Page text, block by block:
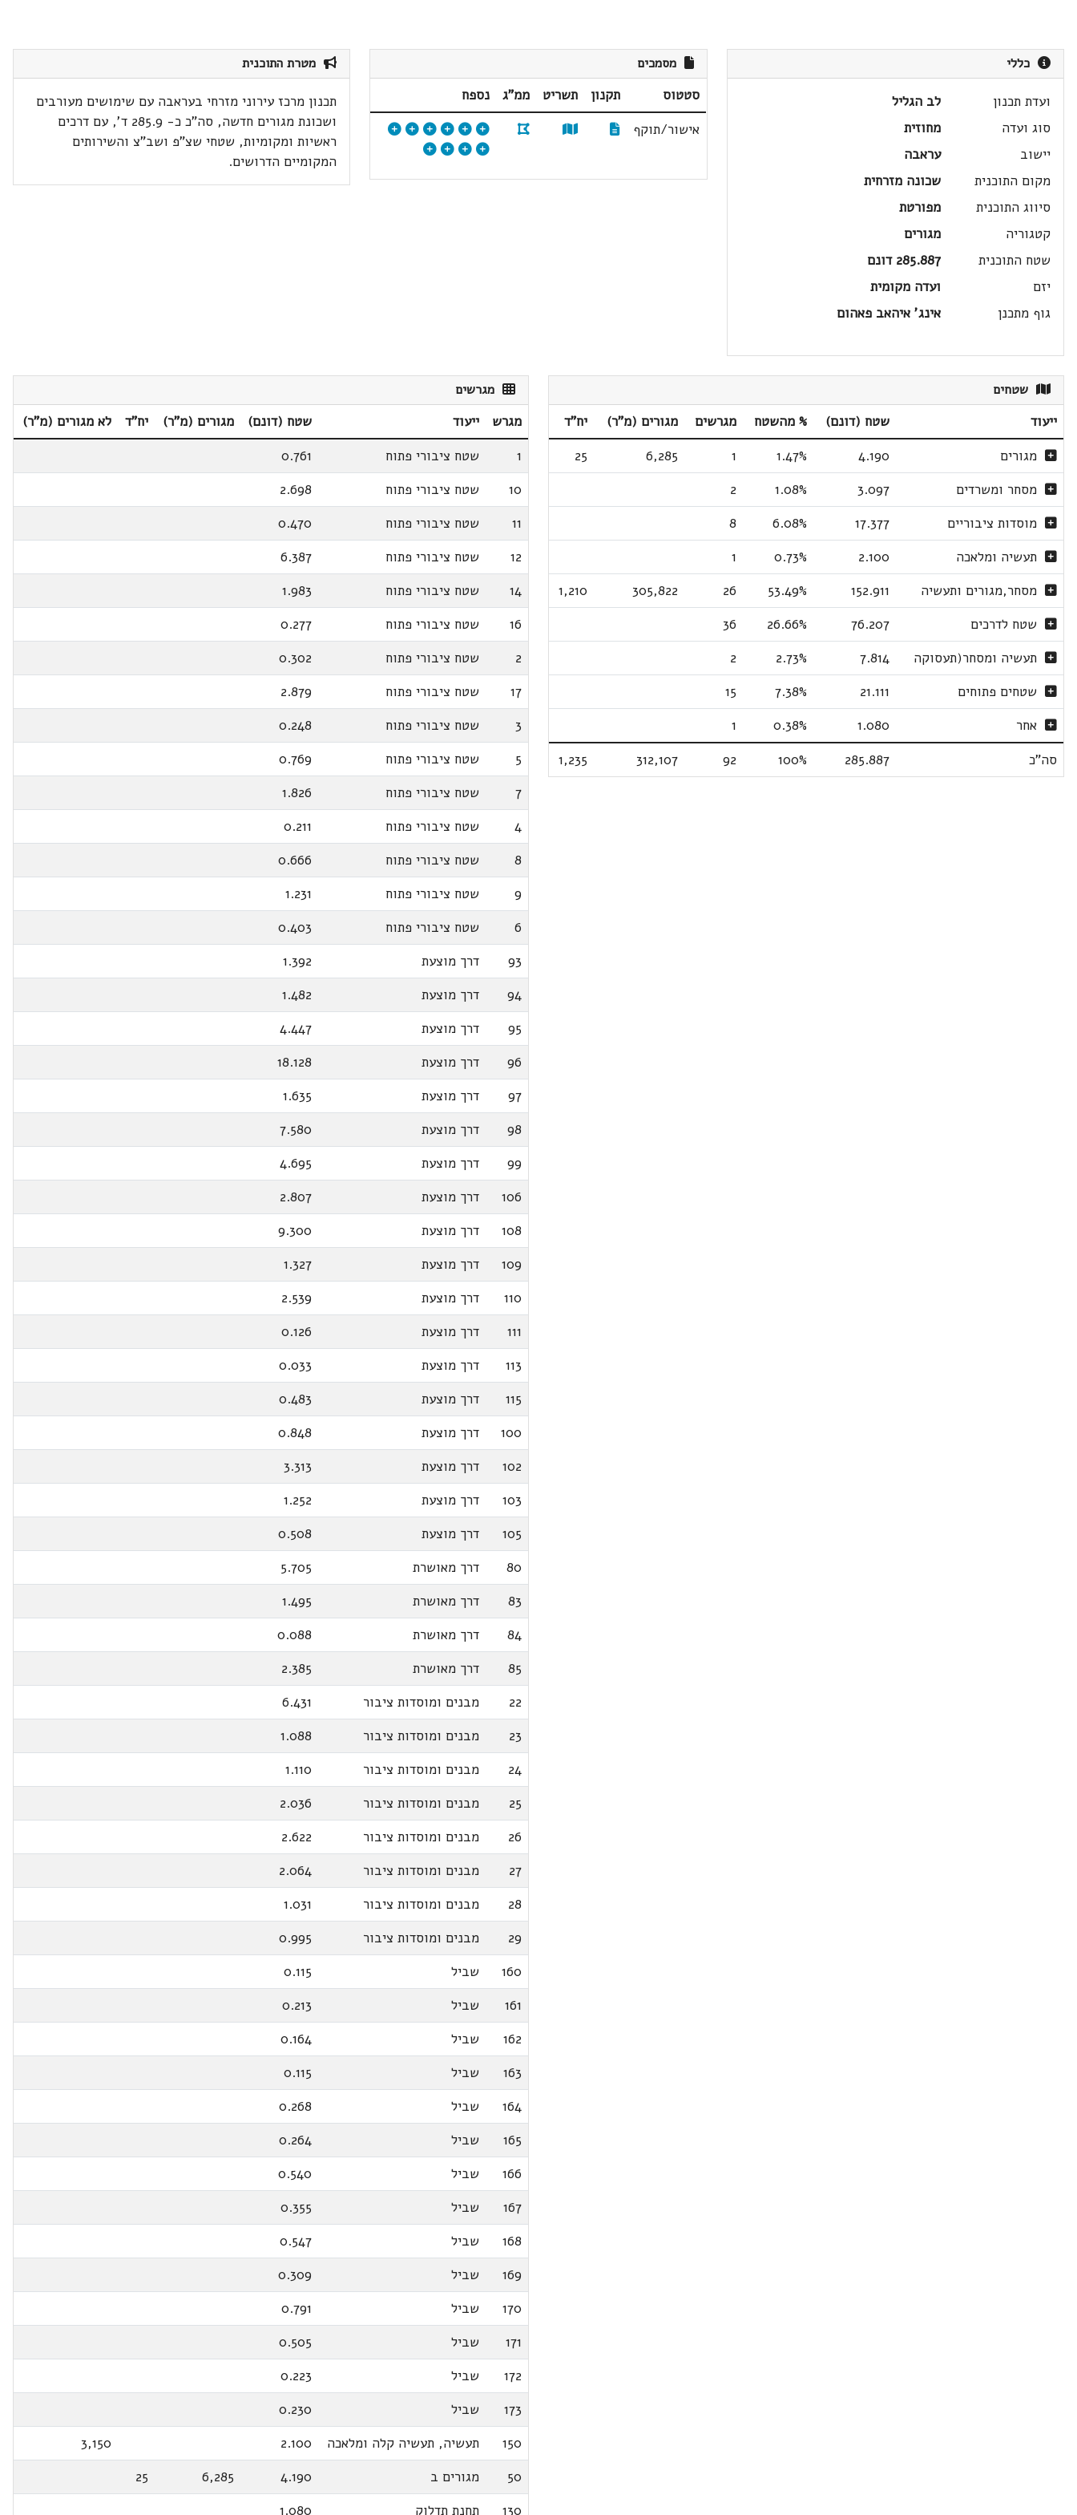
כללי
ועדת תכנון
לב הגליל
סוג ועדה
מחוזית
יישוב
עראבה
מקום התוכנית
שכונה מזרחית
סיווג התוכנית
מפורטת
קטגוריה
מגורים
שטח התוכנית
285.887 דונם
יזם
ועדה מקומית
גוף מתכנן
אינג' איהאב פאהום
מסמכים
סטטוס תקנון תשריט ממ"ג
נספח
אישור/תוקף
מטרת התוכנית
תכנון מרכז עירוני מזרחי בעראבה עם שימושים מעורבים
ושכונת מגורים חדשה, סה"כ כ- 285.9 ד', עם דרכים
ראשיות ומקומיות, שטחי שצ"פ ושב"צ והשירותים
המקומיים הדרושים.
שטחים
ייעוד שטח (דונם) % מהשטח מגרשים מגורים (מ"ר)
יח"ד
מגורים
4.190
1.47%
1
6,285
25
מסחר ומשרדים
3.097
1.08%
2
מוסדות ציבוריים
17.377
6.08%
8
תעשיה ומלאכה
2.100
0.73%
1
מסחר,מגורים ותעשיה
152.911
53.49%
26
305,822
1,210
שטח לדרכים
76.207
26.66%
36
תעשיה ומסחר(תעסוקה
7.814
2.73%
2
שטחים פתוחים
21.111
7.38%
15
אחר
1.080
0.38%
1
סה"כ
285.887
100%
92
312,107
1,235
מגרשים
מגרש ייעוד שטח (דונם) מגורים (מ"ר) יח"ד
לא מגורים (מ"ר)
1
שטח ציבורי פתוח
0.761
10
שטח ציבורי פתוח
2.698
11
שטח ציבורי פתוח
0.470
12
שטח ציבורי פתוח
6.387
14
שטח ציבורי פתוח
1.983
16
שטח ציבורי פתוח
0.277
2
שטח ציבורי פתוח
0.302
17
שטח ציבורי פתוח
2.879
3
שטח ציבורי פתוח
0.248
5
שטח ציבורי פתוח
0.769
7
שטח ציבורי פתוח
1.826
4
שטח ציבורי פתוח
0.211
8
שטח ציבורי פתוח
0.666
9
שטח ציבורי פתוח
1.231
6
שטח ציבורי פתוח
0.403
93
דרך מוצעת
1.392
94
דרך מוצעת
1.482
95
דרך מוצעת
4.447
96
דרך מוצעת
18.128
97
דרך מוצעת
1.635
98
דרך מוצעת
7.580
99
דרך מוצעת
4.695
106
דרך מוצעת
2.807
108
דרך מוצעת
9.300
109
דרך מוצעת
1.327
110
דרך מוצעת
2.539
111
דרך מוצעת
0.126
113
דרך מוצעת
0.033
115
דרך מוצעת
0.483
100
דרך מוצעת
0.848
102
דרך מוצעת
3.313
103
דרך מוצעת
1.252
105
דרך מוצעת
0.508
80
דרך מאושרת
5.705
83
דרך מאושרת
1.495
84
דרך מאושרת
0.088
85
דרך מאושרת
2.385
22
מבנים ומוסדות ציבור
6.431
23
מבנים ומוסדות ציבור
1.088
24
מבנים ומוסדות ציבור
1.110
25
מבנים ומוסדות ציבור
2.036
26
מבנים ומוסדות ציבור
2.622
27
מבנים ומוסדות ציבור
2.064
28
מבנים ומוסדות ציבור
1.031
29
מבנים ומוסדות ציבור
0.995
160
שביל
0.115
161
שביל
0.213
162
שביל
0.164
163
שביל
0.115
164
שביל
0.268
165
שביל
0.264
166
שביל
0.540
167
שביל
0.355
168
שביל
0.547
169
שביל
0.309
170
שביל
0.791
171
שביל
0.505
172
שביל
0.223
173
שביל
0.230
150
תעשיה, תעשיה קלה ומלאכה 2.100
3,150
50
מגורים ב 4.190
6,285
25
130
תחנת תדלוק 1.080